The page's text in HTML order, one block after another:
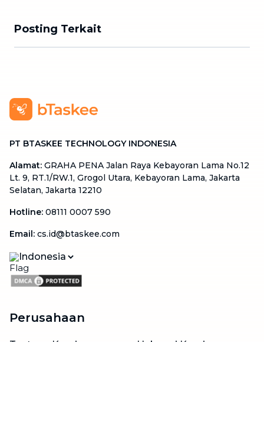
Posting Terkait
PT BTASKEE TECHNOLOGY INDONESIA
Alamat: GRAHA PENA Jalan Raya Kebayoran Lama No.12
Lt. 9, RT.1/RW.1, Grogol Utara, Kebayoran Lama, Jakarta
Selatan, Jakarta 12210
Hotline: 08111 0007 590
Email: cs.id@btaskee.com
Indonesia
Perusahaan
Tentang Kami
Hubungi Kami